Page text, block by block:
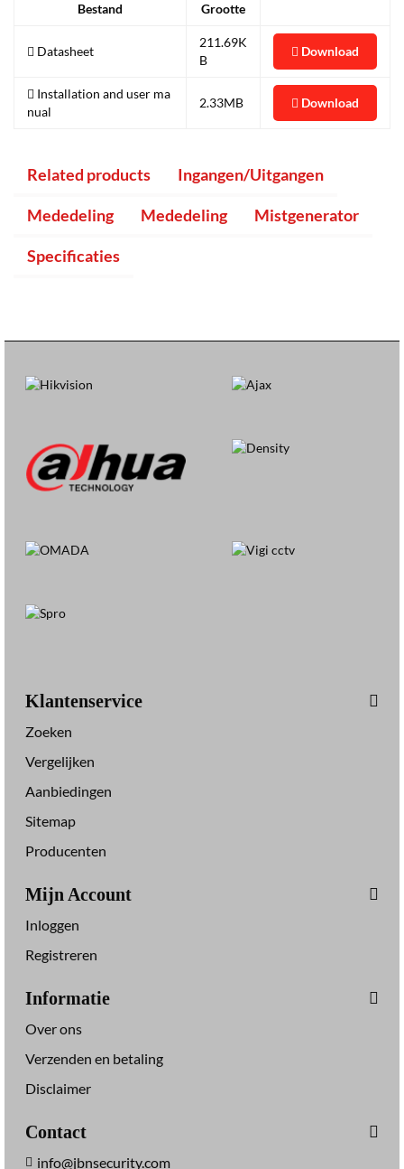
Bestand Grootte
Datasheet
211.69K
B
Download
Installation and user ma
nual
2.33MB Download
Related products Ingangen/Uitgangen
Mededeling Mededeling Mistgenerator
Specificaties
Klantenservice
Zoeken
Vergelijken
Aanbiedingen
Sitemap
Producenten
Mijn Account
Inloggen
Registreren
Informatie
Over ons
Verzenden en betaling
Disclaimer
Contact
info@jbnsecurity.com